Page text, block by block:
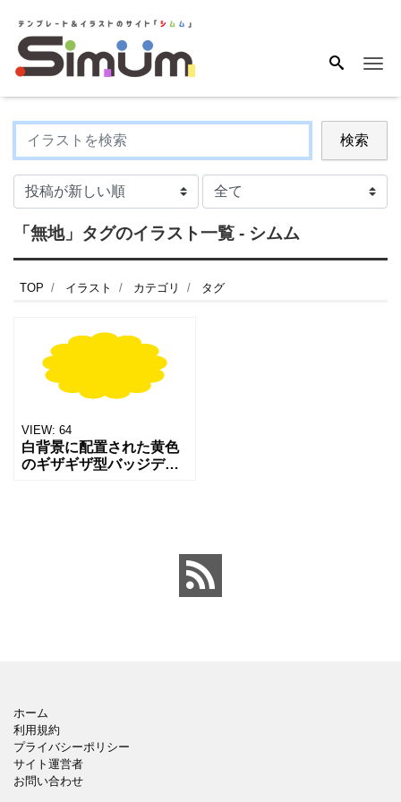
検索
「無地」タグのイラスト一覧 - シムム
TOP イラスト カテゴリ タグ
VIEW: 64
白背景に配置された黄色
のギザギザ型バッジデザ
ホーム
利用規約
プライバシーポリシー
サイト運営者
お問い合わせ